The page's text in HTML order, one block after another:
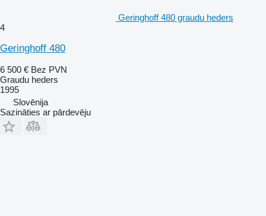
Geringhoff 480 graudu heders
4
Geringhoff 480
6 500 € Bez PVN
Graudu heders
1995
Slovēnija
Sazināties ar pārdevēju